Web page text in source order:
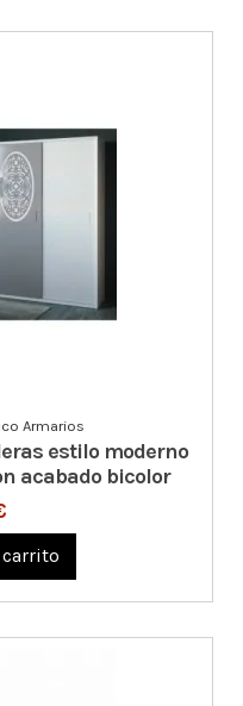
Armarios
estilo moderno
acabado bicolor